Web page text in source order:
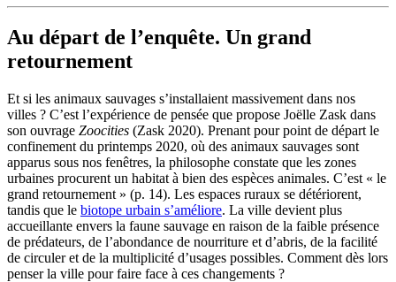
Au départ de l’enquête. Un grand
retournement
Et si les animaux sauvages s’installaient massivement dans nos
villes ? C’est l’expérience de pensée que propose Joëlle Zask dans
son ouvrage Zoocities (Zask 2020). Prenant pour point de départ le
confinement du printemps 2020, où des animaux sauvages sont
apparus sous nos fenêtres, la philosophe constate que les zones
urbaines procurent un habitat à bien des espèces animales. C’est « le
grand retournement » (p. 14). Les espaces ruraux se détériorent,
tandis que le biotope urbain s’améliore. La ville devient plus
accueillante envers la faune sauvage en raison de la faible présence
de prédateurs, de l’abondance de nourriture et d’abris, de la facilité
de circuler et de la multiplicité d’usages possibles. Comment dès lors
penser la ville pour faire face à ces changements ?